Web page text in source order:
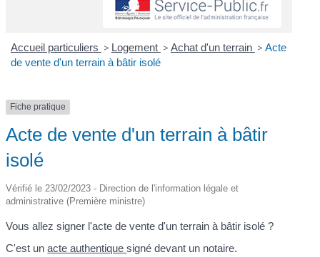
Accueil particuliers > Logement > Achat d'un terrain > Acte
de vente d'un terrain à bâtir isolé
Fiche pratique
Acte de vente d'un terrain à bâtir
isolé
Vérifié le 23/02/2023 - Direction de l'information légale et
administrative (Première ministre)
Vous allez signer l'acte de vente d'un terrain à bâtir isolé ?
C'est unacte authentiquesigné devant un notaire.